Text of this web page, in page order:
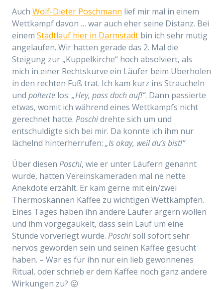
Auch Wolf-Dieter Poschmann lief mir mal in einem
Wettkampf davon … war auch eher seine Distanz. Bei
einem Stadtlauf hier in Darmstadt bin ich sehr mutig
angelaufen. Wir hatten gerade das 2. Mal die
Steigung zur „Kuppelkirche“ hoch absolviert, als
mich in einer Rechtskurve ein Läufer beim Überholen
in den rechten Fuß trat. Ich kam kurz ins Straucheln
und polterte los: „Hey, pass doch auf!“. Dann passierte
etwas, womit ich während eines Wettkampfs nicht
gerechnet hatte. Poschidrehte sich um und
entschuldigte sich bei mir. Da konnte ich ihm nur
lächelnd hinterherrufen: „Is okay, weil du’s bist!“
Über diesen Poschi, wie er unter Läufern genannt
wurde, hatten Vereinskameraden mal ne nette
Anekdote erzählt. Er kam gerne mit ein/zwei
Thermoskannen Kaffee zu wichtigen Wettkämpfen.
Eines Tages haben ihn andere Läufer ärgern wollen
und ihm vorgegaukelt, dass sein Lauf um eine
Stunde vorverlegt wurde. Poschisoll sofort sehr
nervös geworden sein und seinen Kaffee gesucht
haben. – War es für ihn nur ein lieb gewonnenes
Ritual, oder schrieb er dem Kaffee noch ganz andere
Wirkungen zu? 😛